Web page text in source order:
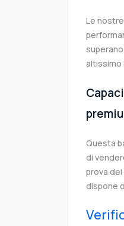
Le
altissimo
Questa
di
prova
dispone